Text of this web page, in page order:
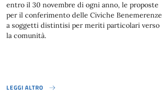
PER DARE INFO UTILI IN TEMPO REALE}
entro il 30 novembre di ogni anno, le proposte
per il conferimento delle Civiche Benemerenze
a soggetti distintisi per meriti particolari verso
la comunità.
LEGGI ALTRO
CIVICHE BENEMERENZE}